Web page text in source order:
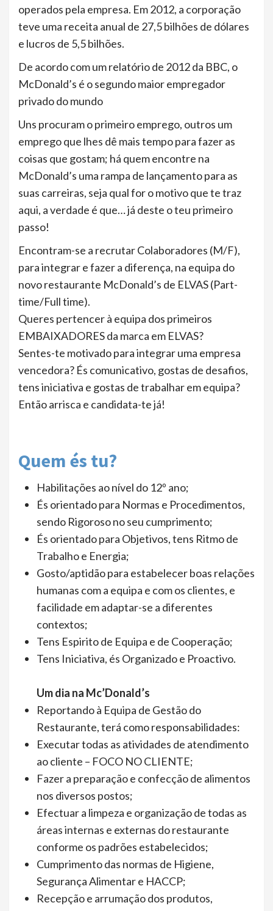
operados pela empresa. Em 2012, a corporação
teve uma receita anual de 27,5 bilhões de dólares
e lucros de 5,5 bilhões.
De acordo com um relatório de 2012 da BBC, o
McDonald’s é o segundo maior empregador
privado do mundo
Uns procuram o primeiro emprego, outros um
emprego que lhes dê mais tempo para fazer as
coisas que gostam; há quem encontre na
McDonald’s uma rampa de lançamento para as
suas carreiras, seja qual for o motivo que te traz
aqui, a verdade é que… já deste o teu primeiro
passo!
Encontram-se a recrutar Colaboradores (M/F),
para integrar e fazer a diferença, na equipa do
novo restaurante McDonald’s de ELVAS (Part-
time/Full time).
Queres pertencer à equipa dos primeiros
EMBAIXADORES da marca em ELVAS?
Sentes-te motivado para integrar uma empresa
vencedora? És comunicativo, gostas de desafios,
tens iniciativa e gostas de trabalhar em equipa?
Então arrisca e candidata-te já!
Quem és tu?
Habilitações ao nível do 12º ano;
És orientado para Normas e Procedimentos,
sendo Rigoroso no seu cumprimento;
És orientado para Objetivos, tens Ritmo de
Trabalho e Energia;
Gosto/aptidão para estabelecer boas relações
humanas com a equipa e com os clientes, e
facilidade em adaptar-se a diferentes
contextos;
Tens Espirito de Equipa e de Cooperação;
Tens Iniciativa, és Organizado e Proactivo.
Um dia na Mc’Donald’s
Reportando à Equipa de Gestão do
Restaurante, terá como responsabilidades:
Executar todas as atividades de atendimento
ao cliente – FOCO NO CLIENTE;
Fazer a preparação e confecção de alimentos
nos diversos postos;
Efectuar a limpeza e organização de todas as
áreas internas e externas do restaurante
conforme os padrões estabelecidos;
Cumprimento das normas de Higiene,
Segurança Alimentar e HACCP;
Recepção e arrumação dos produtos,